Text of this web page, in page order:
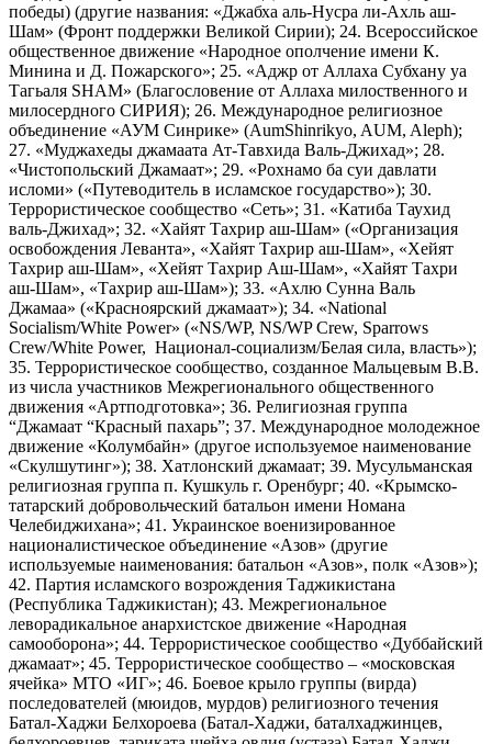
победы) (другие названия: «Джабха аль-Нусра ли-Ахль аш-
Шам» (Фронт поддержки Великой Сирии); 24. Всероссийское
общественное движение «Народное ополчение имени К.
Минина и Д. Пожарского»; 25. «Аджр от Аллаха Субхану уа
Тагьаля SHAM» (Благословение от Аллаха милоственного и
милосердного СИРИЯ); 26. Международное религиозное
объединение «АУМ Синрике» (AumShinrikyo, AUM, Aleph);
27. «Муджахеды джамаата Ат-Тавхида Валь-Джихад»; 28.
«Чистопольский Джамаат»; 29. «Рохнамо ба суи давлати
исломи» («Путеводитель в исламское государство»); 30.
Террористическое сообщество «Сеть»; 31. «Катиба Таухид
валь-Джихад»; 32. «Хайят Тахрир аш-Шам» («Организация
освобождения Леванта», «Хайят Тахрир аш-Шам», «Хейят
Тахрир аш-Шам», «Хейят Тахрир Аш-Шам», «Хайят Тахри
аш-Шам», «Тахрир аш-Шам»); 33. «Ахлю Сунна Валь
Джамаа» («Красноярский джамаат»); 34. «National
Socialism/White Power» («NS/WP, NS/WP Crew, Sparrows
Crew/White Power, Национал-социализм/Белая сила, власть»);
35. Террористическое сообщество, созданное Мальцевым В.В.
из числа участников Межрегионального общественного
движения «Артподготовка»; 36. Религиозная группа
“Джамаат “Красный пахарь”; 37. Международное молодежное
движение «Колумбайн» (другое используемое наименование
«Скулшутинг»); 38. Хатлонский джамаат; 39. Мусульманская
религиозная группа п. Кушкуль г. Оренбург; 40. «Крымско-
татарский добровольческий батальон имени Номана
Челебиджихана»; 41. Украинское военизированное
националистическое объединение «Азов» (другие
используемые наименования: батальон «Азов», полк «Азов»);
42. Партия исламского возрождения Таджикистана
(Республика Таджикистан); 43. Межрегиональное
леворадикальное анархистское движение «Народная
самооборона»; 44. Террористическое сообщество «Дуббайский
джамаат»; 45. Террористическое сообщество – «московская
ячейка» МТО «ИГ»; 46. Боевое крыло группы (вирда)
последователей (мюидов, мурдов) религиозного течения
Батал-Хаджи Белхороева (Батал-Хаджи, баталхаджинцев,